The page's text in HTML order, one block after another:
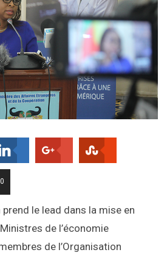
0
le lead dans la mise en
de l’économie
de l’Organisation